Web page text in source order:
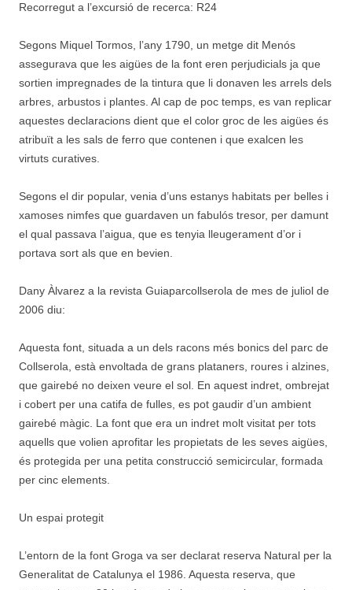
Recorregut a l’excursió de recerca: R24
Segons Miquel Tormos, l’any 1790, un metge dit Menós
assegurava que les aigües de la font eren perjudicials ja que
sortien impregnades de la tintura que li donaven les arrels dels
arbres, arbustos i plantes. Al cap de poc temps, es van replicar
aquestes declaracions dient que el color groc de les aigües és
atribuït a les sals de ferro que contenen i que exalcen les
virtuts curatives.
Segons el dir popular, venia d’uns estanys habitats per belles i
xamoses nimfes que guardaven un fabulós tresor, per damunt
el qual passava l’aigua, que es tenyia lleugerament d’or i
portava sort als que en bevien.
Dany Àlvarez a la revista Guiaparcollserola de mes de juliol de
2006 diu:
Aquesta font, situada a un dels racons més bonics del parc de
Collserola, està envoltada de grans plataners, roures i alzines,
que gairebé no deixen veure el sol. En aquest indret, ombrejat
i cobert per una catifa de fulles, es pot gaudir d’un ambient
gairebé màgic. La font que era un indret molt visitat per tots
aquells que volien aprofitar les propietats de les seves aigües,
és protegida per una petita construcció semicircular, formada
per cinc elements.
Un espai protegit
L’entorn de la font Groga va ser declarat reserva Natural per la
Generalitat de Catalunya el 1986. Aquesta reserva, que